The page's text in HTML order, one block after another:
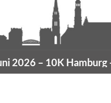
–10K Hamburg–